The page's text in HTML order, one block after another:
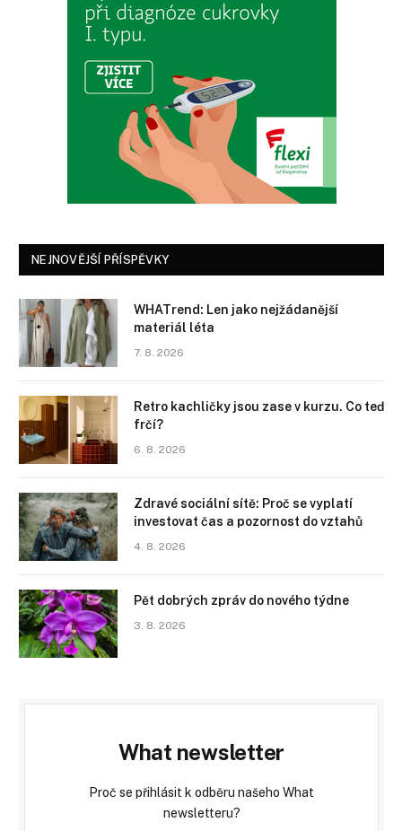
NEJNOVĚJŠÍ PŘÍSPĚVKY
WHATrend: Len jako nejžádanější
materiál léta
7. 8. 2026
Retro kachličky jsou zase v kurzu. Co teď
frčí?
6. 8. 2026
Zdravé sociální sítě: Proč se vyplatí
investovat čas a pozornost do vztahů
4. 8. 2026
Pět dobrých zpráv do nového týdne
3. 8. 2026
What newsletter
Proč se přihlásit k odběru našeho What
newsletteru?